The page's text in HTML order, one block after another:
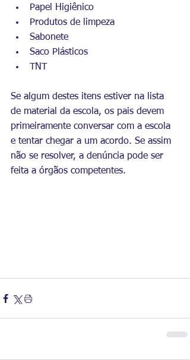
Papel Higiênico
Produtos de limpeza
Sabonete
Saco Plásticos
TNT
Se algum destes itens estiver na lista
de material da escola, os pais devem
primeiramente conversar com a escola
e tentar chegar a um acordo. Se assim
não se resolver, a denúncia pode ser
feita a órgãos competentes.